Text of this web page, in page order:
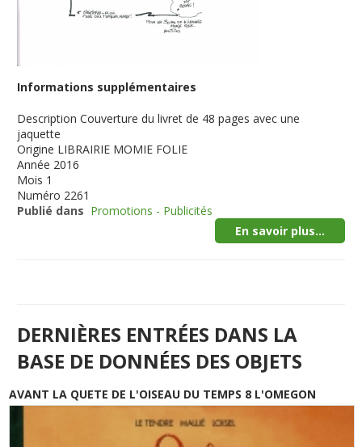
Informations supplémentaires
Description Couverture du livret de 48 pages avec une
jaquette
Origine LIBRAIRIE MOMIE FOLIE
Année 2016
Mois 1
Numéro 2261
Publié dans Promotions - Publicités
En savoir plus...
DERNIÈRES ENTRÉES DANS LA
BASE DE DONNÉES DES OBJETS
AVANT LA QUETE DE L'OISEAU DU TEMPS 8 L'OMEGON